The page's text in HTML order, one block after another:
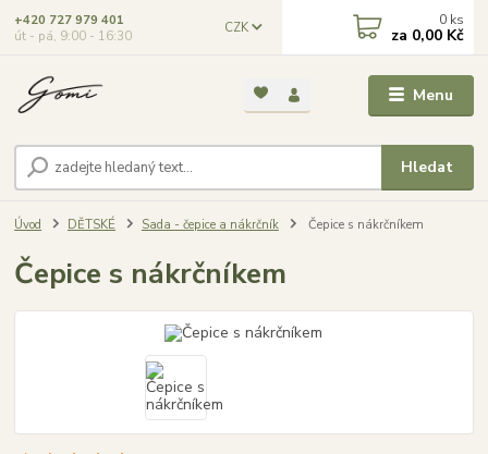
Menu
CZK
Hledat
+420 727 979 401
út - pá, 9:00 - 16:30
0 ks
za 0,00 Kč
Úvod DĚTSKÉ Sada - čepice a nákrčník Čepice s nákrčníkem
Čepice s nákrčníkem